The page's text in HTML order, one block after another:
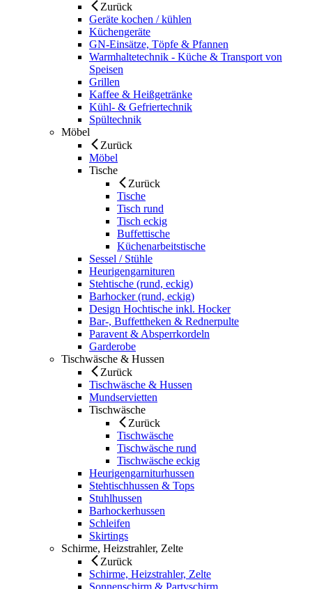
Zurück
Geräte kochen / kühlen
Küchengeräte
GN-Einsätze, Töpfe & Pfannen
Warmhaltetechnik - Küche & Transport von
Speisen
Grillen
Kaffee & Heißgetränke
Kühl- & Gefriertechnik
Spültechnik
Möbel
Zurück
Möbel
Tische
Zurück
Tische
Tisch rund
Tisch eckig
Buffettische
Küchenarbeitstische
Sessel / Stühle
Heurigengarnituren
Stehtische (rund, eckig)
Barhocker (rund, eckig)
Design Hochtische inkl. Hocker
Bar-, Buffettheken & Rednerpulte
Paravent & Absperrkordeln
Garderobe
Tischwäsche & Hussen
Zurück
Tischwäsche & Hussen
Mundservietten
Tischwäsche
Zurück
Tischwäsche
Tischwäsche rund
Tischwäsche eckig
Heurigengarniturhussen
Stehtischhussen & Tops
Stuhlhussen
Barhockerhussen
Schleifen
Skirtings
Schirme, Heizstrahler, Zelte
Zurück
Schirme, Heizstrahler, Zelte
Sonnenschirm & Partyschirm